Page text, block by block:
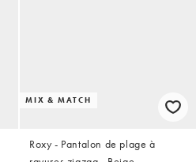
MIX & MATCH
Roxy - Pantalon de plage à